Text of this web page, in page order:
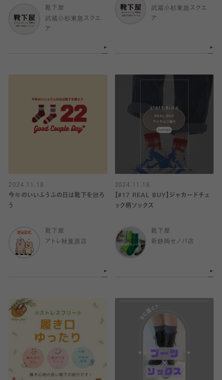
靴下屋
武蔵小杉東急スクエ
ア
武蔵小杉東急スクエ
ア
2024.11.18
今年のいいふうふの日は靴下を贈ろ
う
靴下屋
アトレ秋葉原店
2024.11.18
【#17 REAL BUY】ジャカードチェ
ック柄ソックス
靴下屋
新静岡セノバ店